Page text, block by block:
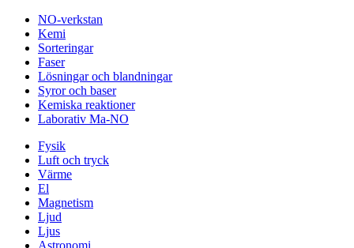
NO-verkstan
Kemi
Sorteringar
Faser
Lösningar och blandningar
Syror och baser
Kemiska reaktioner
Laborativ Ma-NO
Fysik
Luft och tryck
Värme
El
Magnetism
Ljud
Ljus
Astronomi